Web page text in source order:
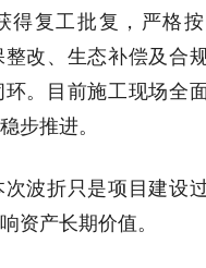
得复工批复，严格
改、生态补偿及合
。目前施工现场全
步推进。
波折只是项目建设
资产长期价值。